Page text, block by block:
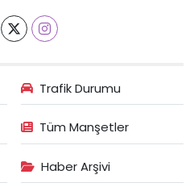
Trafik Durumu
Tüm Manşetler
Haber Arşivi